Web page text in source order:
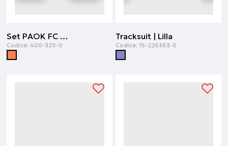
Set PAOK FC | Papaya
Codice: 400-320-0
Tracksuit | Lilla
Codice: 15-226363-0